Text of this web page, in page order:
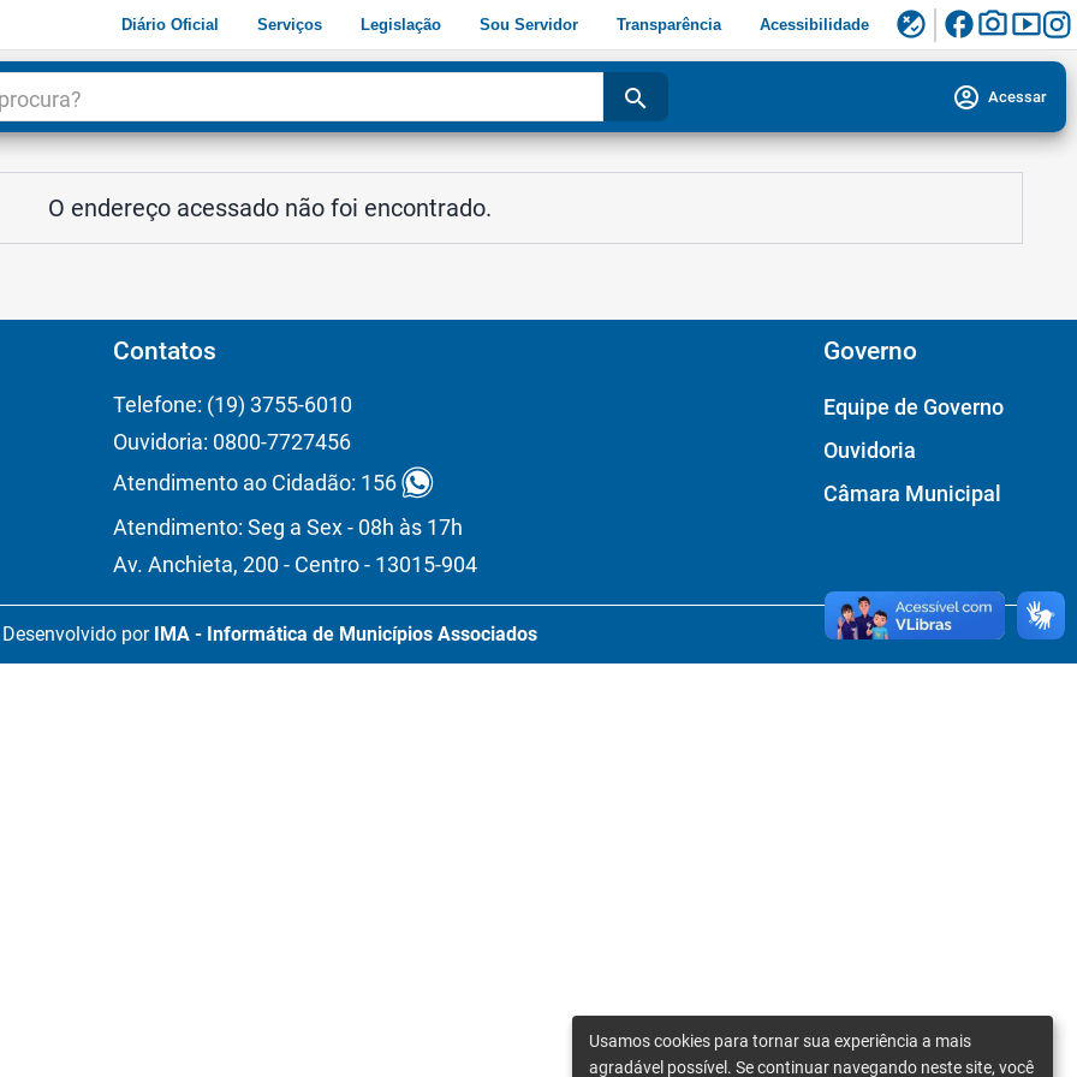
Diário Oficial Serviços Legislação Sou Servidor Transparência Acessibilidade flaky facebookphoto_camerasmart_display
search account_circle Acessar
O endereço acessado não foi encontrado.
Contatos
Telefone: (19) 3755-6010
Ouvidoria: 0800-7727456
Atendimento ao Cidadão: 156
Atendimento: Seg a Sex - 08h às 17h
Av. Anchieta, 200 - Centro - 13015-904
Governo
Equipe de Governo
Ouvidoria
Câmara Municipal
Desenvolvido por IMA - Informática de Municípios Associados
Usamos cookies para tornar sua experiência a mais
agradável possível. Se continuar navegando neste site, você